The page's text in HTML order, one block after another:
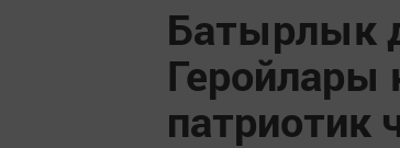
Батырлык
Геройлары
патриотик